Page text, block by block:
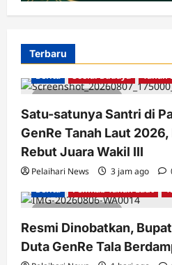
Terbaru
2 minutes read
Berita Sosial Budaya Tanah
Satu-satunya Santri di
GenRe Tanah Laut
Rebut Juara Wakil III
Pelaihari News 3 jam ago
3 minutes read
Berita Pemkab Tanah Laut
Resmi Dinobatkan,
Duta GenRe Tala